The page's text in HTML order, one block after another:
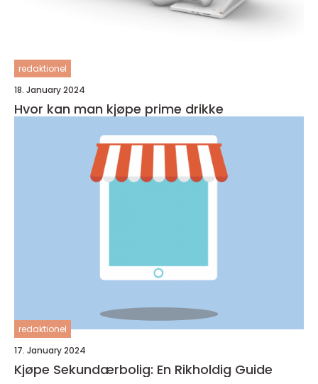
redaktionel
18. January 2024
Hvor kan man kjøpe prime drikke
redaktionel
17. January 2024
Kjøpe Sekundærbolig: En Rikholdig Guide